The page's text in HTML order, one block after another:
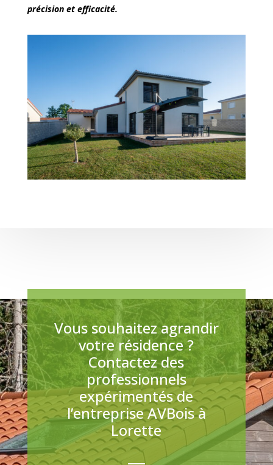
précision et efficacité.
Vous souhaitez agrandir
votre résidence ?
Contactez des
professionnels
expérimentés de
l’entreprise AVBois à
Lorette